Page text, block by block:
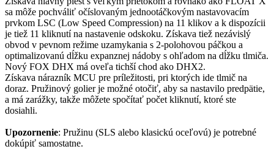
sa môže pochváliť očíslovaným jednootáčkovým nastavovacím
prvkom LSC (Low Speed Compression) na 11 klikov a k dispozícii
je tiež 11 kliknutí na nastavenie odskoku. Získava tiež nezávislý
obvod v pevnom režime uzamykania s 2-polohovou páčkou a
optimalizovanú dĺžku expanznej nádoby s ohľadom na dĺžku tlmiča.
Nový FOX DHX má oveľa tichší chod ako DHX2.
Získava nárazník MCU pre príležitosti, pri ktorých ide tlmič na
doraz. Pružinový golier je možné otočiť, aby sa nastavilo predpätie,
a má zarážky, takže môžete spočítať počet kliknutí, ktoré ste
dosiahli.
Upozornenie: Pružinu (SLS alebo klasickú oceľovú) je potrebné
dokúpiť samostatne.